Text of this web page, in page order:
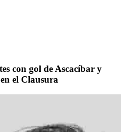
con gol de Ascacíbar y
el Clausura